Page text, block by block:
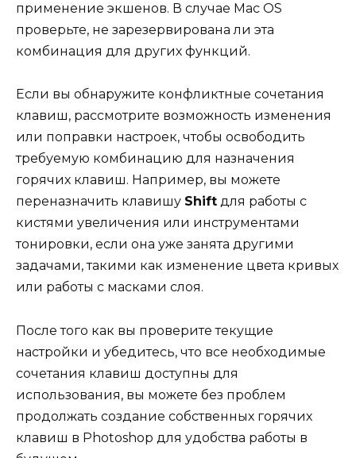
применение экшенов. В случае Mac OS
проверьте, не зарезервирована ли эта
комбинация для других функций.
Если вы обнаружите конфликтные сочетания
клавиш, рассмотрите возможность изменения
или поправки настроек, чтобы освободить
требуемую комбинацию для назначения
горячих клавиш. Например, вы можете
переназначить клавишу Shift для работы с
кистями увеличения или инструментами
тонировки, если она уже занята другими
задачами, такими как изменение цвета кривых
или работы с масками слоя.
После того как вы проверите текущие
настройки и убедитесь, что все необходимые
сочетания клавиш доступны для
использования, вы можете без проблем
продолжать создание собственных горячих
клавиш в Photoshop для удобства работы в